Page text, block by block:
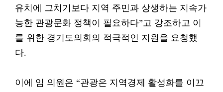
유치에 그치기보다 지역 주민과 상생하는 지속가
능한 관광문화 정책이 필요하다”고 강조하고 이
를 위한 경기도의회의 적극적인 지원을 요청했
다.
이에 임 의원은 “관광은 지역경제 활성화를 이끄